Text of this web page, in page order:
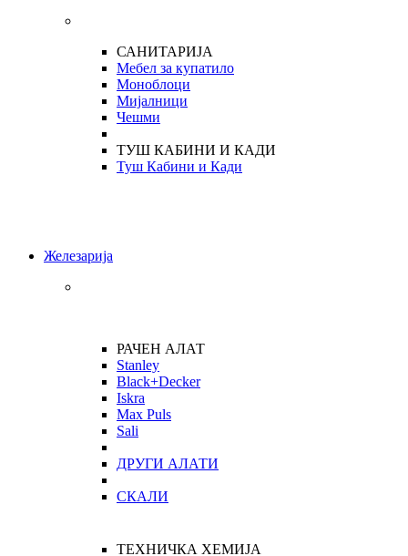
САНИТАРИЈА
Мебел за купатило
Моноблоци
Мијалници
Чешми
ТУШ КАБИНИ И КАДИ
Туш Кабини и Кади
Железарија
РАЧЕН АЛАТ
Stanley
Black+Decker
Iskra
Max Puls
Sali
ДРУГИ АЛАТИ
СКАЛИ
ТЕХНИЧКА ХЕМИЈА